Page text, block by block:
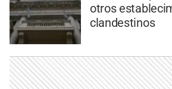
otros
clandestinos